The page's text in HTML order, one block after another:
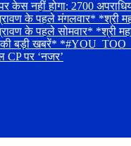
केस नहीं होगा: 2700
के पहले मंगलवार* *श्री
के पहले सोमवार* *श्री
की बड़ी खबरें*
पर ‘नजर’